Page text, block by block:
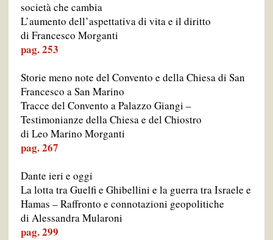
società che cambia
L’aumento dell’aspettativa di vita e il diritto
di Francesco Morganti
pag. 253
Storie meno note del Convento e della Chiesa di San
Francesco a San Marino
Tracce del Convento a Palazzo Giangi –
Testimonianze della Chiesa e del Chiostro
di Leo Marino Morganti
pag. 267
Dante ieri e oggi
La lotta tra Guelfi e Ghibellini e la guerra tra Israele e
Hamas – Raffronto e connotazioni geopolitiche
di Alessandra Mularoni
pag. 299